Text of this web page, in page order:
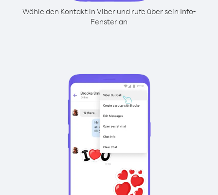
Wähle den Kontakt in Viber und rufe über sein Info-
Fenster an